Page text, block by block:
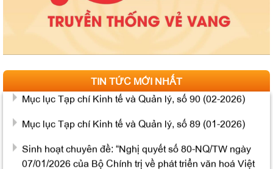
TIN TỨC MỚI NHẤT
Thông báo tổ chức bảo vệ luận án tiến sĩ cho Nghiên
cứu sinh Nguyễn Minh Hải
Mục lục Tạp chí Kinh tế và Quản lý, số 92 (4-2026)
Mục lục Tạp chí Kinh tế và Quản lý, số 90 (02-2026)
Mục lục Tạp chí Kinh tế và Quản lý, số 89 (01-2026)
Sinh hoạt chuyên đề: “Nghị quyết số 80-NQ/TW ngày
07/01/2026 của Bộ Chính trị về phát triển văn hoá Việt
Nam”